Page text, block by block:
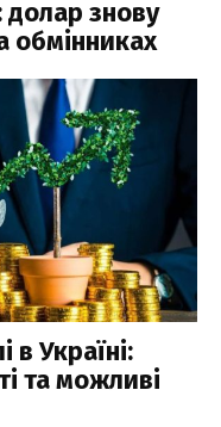
долар знову
обмінниках
в Україні:
та можливі